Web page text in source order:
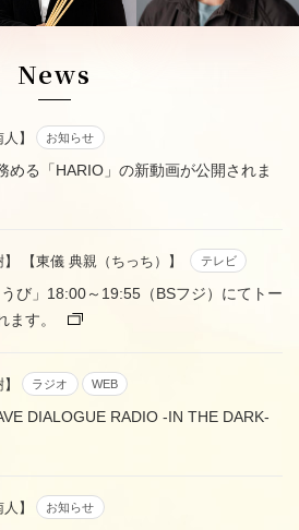
News
】 お知らせ
める「HARIO」の新動画が公開されま
【東儀 典親（ちっち）】 テレビ
び」18:00～19:55（BSフジ）にてトー
ます。
ラジオ WEB
DIALOGUE RADIO -IN THE DARK-
】 お知らせ